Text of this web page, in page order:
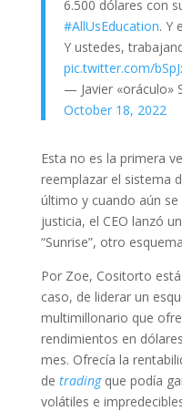
6.500 dólares con
#AllUsEducation. Y
Y ustedes,
pic.twitter.com/
— Javier «oráculo»
October 18, 2022
Esta no es la primera
reemplazar el sistema
último y cuando aún
justicia, el CEO lanzó
“Sunrise”, otro
Por Zoe, Cositorto
caso, de liderar un
multimillonario que
rendimientos en
mes. Ofrecía la
de tradingque podía
volátiles e